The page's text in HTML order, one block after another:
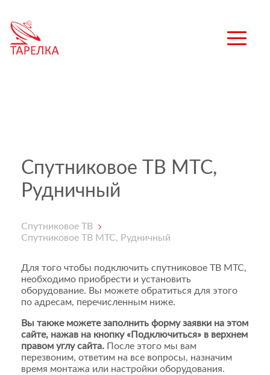
Спутниковое ТВ МТС,
Рудничный
Спутниковое ТВ
Спутниковое ТВ МТС, Рудничный
Для того чтобы подключить спутниковое ТВ МТС,
необходимо приобрести и установить
оборудование. Вы можете обратиться для этого
по адресам, перечисленным ниже.
Вы также можете заполнить форму заявки на этом
сайте, нажав на кнопку «Подключиться» в верхнем
правом углу сайта. После этого мы вам
перезвоним, ответим на все вопросы, назначим
время монтажа или настройки оборудования.